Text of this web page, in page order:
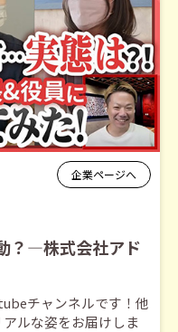
企業ページへ
？―株式会社アド
チャンネルです！他
ルな姿をお届けしま